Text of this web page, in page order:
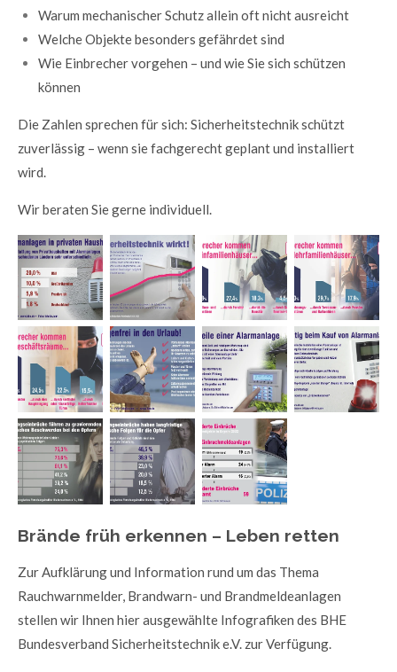
Warum mechanischer Schutz allein oft nicht ausreicht
Welche Objekte besonders gefährdet sind
Wie Einbrecher vorgehen – und wie Sie sich schützen
können
Die Zahlen sprechen für sich: Sicherheitstechnik schützt
zuverlässig – wenn sie fachgerecht geplant und installiert
wird.
Wir beraten Sie gerne individuell.
Brände früh erkennen – Leben retten
Zur Aufklärung und Information rund um das Thema
Rauchwarnmelder, Brandwarn- und Brandmeldeanlagen
stellen wir Ihnen hier ausgewählte Infografiken des BHE
Bundesverband Sicherheitstechnik e.V. zur Verfügung.